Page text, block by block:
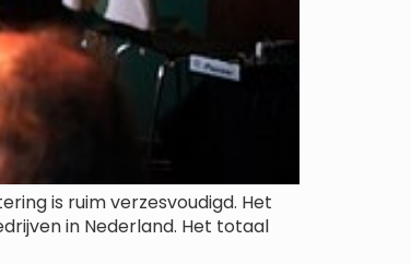
is ruim verzesvoudigd. Het
in Nederland. Het totaal